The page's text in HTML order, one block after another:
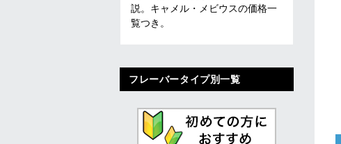
説 。 キャ メ ル ・ メ ビウ スの価格一
覧つき 。
フレーバータイプ別一覧